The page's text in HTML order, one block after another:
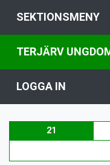
SEKTIONSMENY
TERJÄRV
LOGGA IN
21